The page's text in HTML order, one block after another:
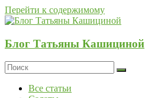
Перейти к содержимому
Блог Татьяны Кашициной
Все статьи